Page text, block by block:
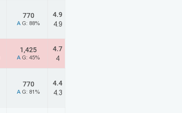
770
A G: 88%
4.9
4.9
1,425
A G: 45%
4.7
4
770
A G: 81%
4.4
4.3